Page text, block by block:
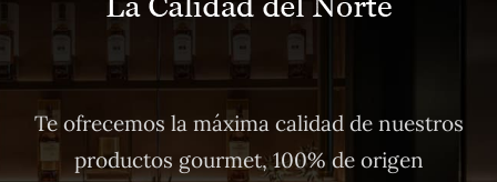
Te ofrecemos la máxima calidad de nuestros
productos gourmet, 100% de origen